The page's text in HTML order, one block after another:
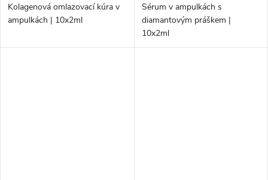
Kolagenová omlazovací kúra v
ampulkách | 10x2ml
Sérum v ampulkách s
diamantovým práškem |
10x2ml